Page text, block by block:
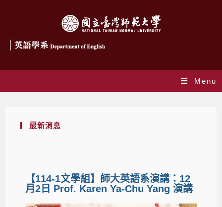
Menu
最新消息
【114-1文學組】師大英語系演講：12
月2日 Prof. Karen Ya-Chu Yang 演講